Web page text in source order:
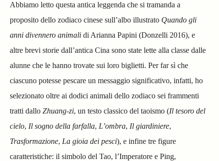
Abbiamo letto questa antica leggenda che si tramanda a
proposito dello zodiaco cinese sull’albo illustrato Quando gli
anni divennero animali di Arianna Papini (Donzelli 2016), e
altre brevi storie dall’antica Cina sono state lette alla classe dalle
alunne che le hanno trovate sui loro biglietti. Per far sì che
ciascuno potesse pescare un messaggio significativo, infatti, ho
selezionato oltre ai dodici animali dello zodiaco sei frammenti
tratti dallo Zhuang-zi, un testo classico del taoismo (Il tesoro del
cielo, Il sogno della farfalla, L’ombra, Il giardiniere,
Trasformazione, La gioia dei pesci), e infine tre figure
caratteristiche: il simbolo del Tao, l’Imperatore e Ping,